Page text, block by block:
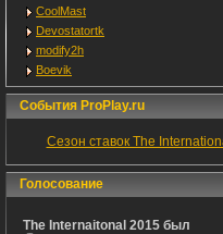
CoolMast
Devostatortk
modify2h
Boevik
События ProPlay.ru
Сезон ставок The
Голосование
The Internaitonal 2015 был